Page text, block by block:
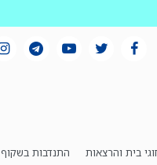
בית והרצאות התנדבות בשקוף